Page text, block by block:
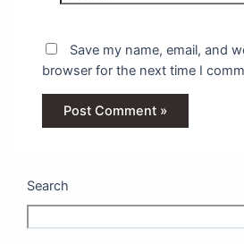
Save my name, email, and
browser for the next time I
Search